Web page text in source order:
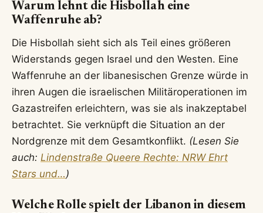
Warum lehnt die Hisbollah eine
Waffenruhe ab?
Die Hisbollah sieht sich als Teil eines größeren
Widerstands gegen Israel und den Westen. Eine
Waffenruhe an der libanesischen Grenze würde in
ihren Augen die israelischen Militäroperationen im
Gazastreifen erleichtern, was sie als inakzeptabel
betrachtet. Sie verknüpft die Situation an der
Nordgrenze mit dem Gesamtkonflikt. (Lesen Sie
auch: Lindenstraße Queere Rechte: NRW Ehrt
Stars und…)
Welche Rolle spielt der Libanon in diesem